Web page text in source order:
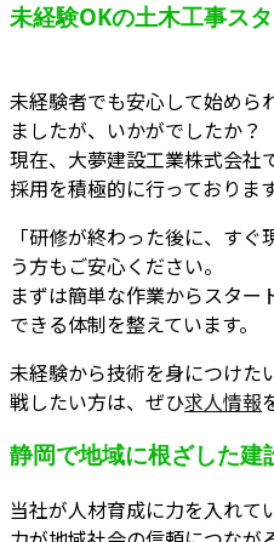
未経験OKの土木工事ス
未経験者でも安心して始めら
ましたが、いかがでしたか？
現在、大夢建設工業株式会社
採用を積極的に行っております
「研修が終わった後に、す
う方もご安心ください。
まずは簡単な作業からスタ
できる体制を整えています。
未経験から技術を身につけた
戦したい方は、ぜひ求人情報
静岡で地域に根ざした建
当社が人材育成に力を入れて